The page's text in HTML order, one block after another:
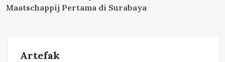
Maatschappij Pertama di Surabaya
Artefak